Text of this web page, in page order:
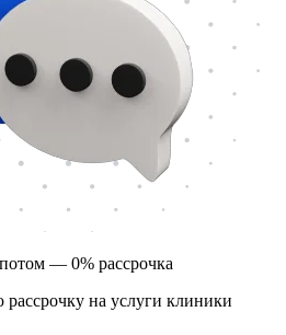
— 0% рассрочка
на услуги клиники